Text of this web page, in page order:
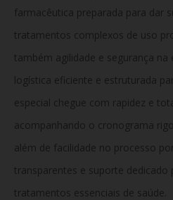
farmacêutica preparada para dar
tratamentos complexos de uso
também agilidade e segurança na
logística eficiente e estruturada
especial chegue com rapidez e
acompanhando o cronograma
além de facilidade no processo
transparentes e suporte dedicado
tratamentos essenciais de saúde.